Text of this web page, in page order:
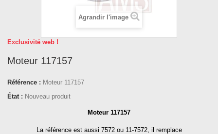
Agrandir l'image
Exclusivité web !
Moteur 117157
Référence : Moteur 117157
État : Nouveau produit
Moteur 117157
La référence est aussi 7572 ou 11-7572, il remplace